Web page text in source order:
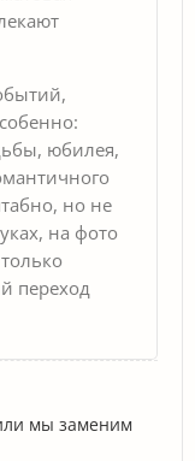
юбилея,
но не
на фото
переход
мы заменим